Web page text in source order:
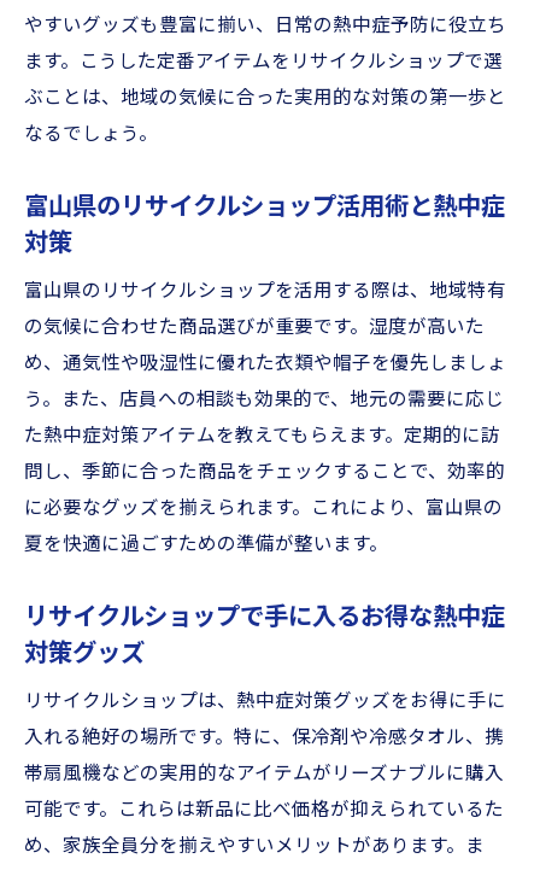
WBGT情報を活かした熱中症対策の実践術
日常生活に取り入れる効果的な熱中症対策
ント
リサイクルショップ活用で家族を守る工夫
熱中症予防に役立つ水分補給と休憩のコツ
家族で実践できる熱中症対策の最新ガイド
やすいグッズも豊富に揃い、日常の熱中症予防に役立ち
ます。こうした定番アイテムをリサイクルショップで選
ぶことは、地域の気候に合った実用的な対策の第一歩と
なるでしょう。
富山県のリサイクルショップ活用術と熱中症
対策
富山県のリサイクルショップを活用する際は、地域特有
の気候に合わせた商品選びが重要です。湿度が高いた
め、通気性や吸湿性に優れた衣類や帽子を優先しましょ
う。また、店員への相談も効果的で、地元の需要に応じ
た熱中症対策アイテムを教えてもらえます。定期的に訪
問し、季節に合った商品をチェックすることで、効率的
に必要なグッズを揃えられます。これにより、富山県の
夏を快適に過ごすための準備が整います。
リサイクルショップで手に入るお得な熱中症
対策グッズ
リサイクルショップは、熱中症対策グッズをお得に手に
入れる絶好の場所です。特に、保冷剤や冷感タオル、携
帯扇風機などの実用的なアイテムがリーズナブルに購入
可能です。これらは新品に比べ価格が抑えられているた
め、家族全員分を揃えやすいメリットがあります。ま